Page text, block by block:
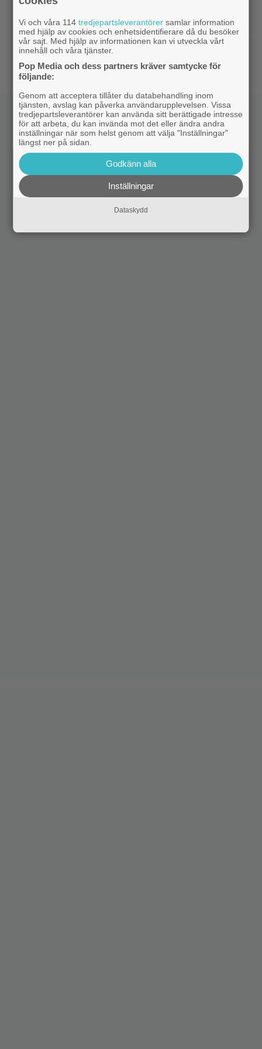
Casting|Från ”Heartstopper” till ”X-Men”? Kit
Connor kan bli nye Cyclops
Bioaktuellt|Nya svenska filmen kallas ”årets
Vi och våra 114tredjepartsleverantörer samlar information
med hjälp av cookies och enhetsidentifierare då du besöker
vår sajt. Med hjälp av informationen kan vi utveckla vårt
innehåll och våra tjänster.
Pop Media och dess partners kräver samtycke för
följande:
Genom att acceptera tillåter du databehandling inom
tjänsten, avslag kan påverka användarupplevelsen. Vissa
tredjepartsleverantörer kan använda sitt berättigade intresse
för att arbeta, du kan invända mot det eller ändra andra
inställningar när som helst genom att välja "Inställningar"
längst ner på sidan.
Godkänn alla
Inställningar
Dataskydd